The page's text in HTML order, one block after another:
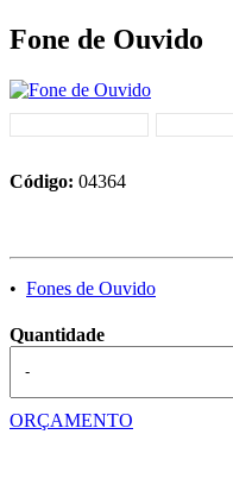
Fone de Ouvido
Código: 04364
• Fones de Ouvido
Quantidade
-
ORÇAMENTO